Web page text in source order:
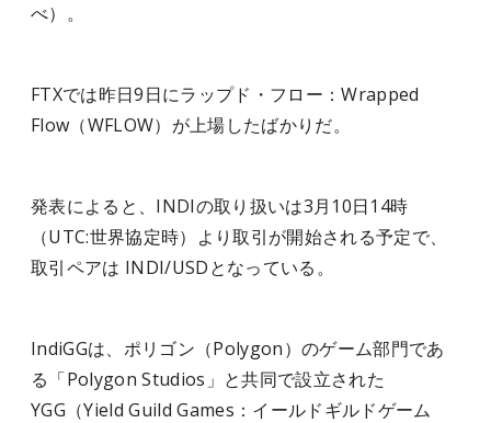
べ）。
FTXでは昨日9日にラップド・フロー：Wrapped
Flow（WFLOW）が上場したばかりだ。
発表によると、INDIの取り扱いは3月10日14時
（UTC:世界協定時）より取引が開始される予定で、
取引ペアは INDI/USDとなっている。
IndiGGは、ポリゴン（Polygon）のゲーム部門であ
る「Polygon Studios」と共同で設立された
YGG（Yield Guild Games：イールドギルドゲーム